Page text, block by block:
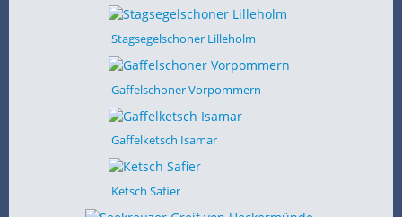
Stagsegelschoner Lilleholm
Gaffelschoner Vorpommern
Gaffelketsch Isamar
Ketsch Safier